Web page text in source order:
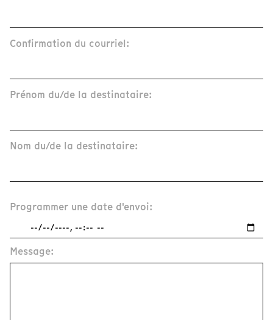
Confirmation du courriel:
Prénom du/de la destinataire:
Nom du/de la destinataire:
Programmer une date d'envoi:
Message: